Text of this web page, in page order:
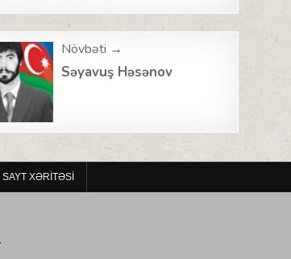
Növbəti →
Səyavuş Həsənov
SAYT XƏRITƏSI